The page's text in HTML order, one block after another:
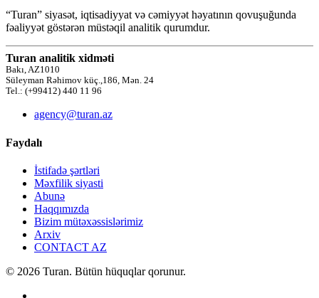
“Turan” siyasət, iqtisadiyyat və cəmiyyət həyatının qovuşuğunda
fəaliyyət göstərən müstəqil analitik qurumdur.
Turan analitik xidməti
Bakı, AZ1010
Süleyman Rəhimov küç.,186, Mən. 24
Tel.: (+99412) 440 11 96
agency@turan.az
Faydalı
İstifadə şərtləri
Məxfilik siyasti
Abunə
Haqqımızda
Bizim mütəxəssislərimiz
Arxiv
CONTACT AZ
© 2026 Turan. Bütün hüquqlar qorunur.